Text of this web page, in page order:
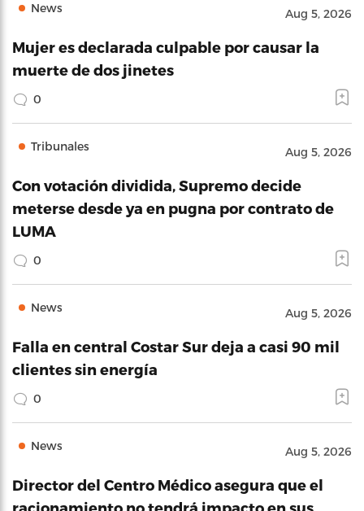
News Aug 5, 2026
Mujer es declarada culpable por causar la
muerte de dos jinetes
0
Tribunales Aug 5, 2026
Con votación dividida, Supremo decide
meterse desde ya en pugna por contrato de
LUMA
0
News Aug 5, 2026
Falla en central Costar Sur deja a casi 90 mil
clientes sin energía
0
News Aug 5, 2026
Director del Centro Médico asegura que el
racionamiento no tendrá impacto en sus